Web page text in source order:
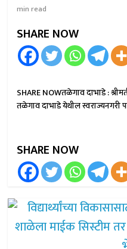
min read
SHARE NOW
SHARE NOWतळेगाव दाभाडे :
तळेगाव दाभाडे येथील स्वराज्यनगरी
SHARE NOW